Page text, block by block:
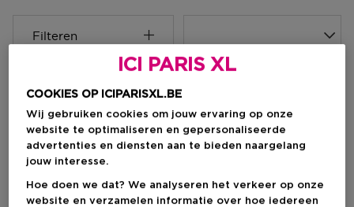
Filteren
ICI PARIS XL
COOKIES OP ICIPARISXL.BE
Wij gebruiken cookies om jouw ervaring op onze
website te optimaliseren en gepersonaliseerde
advertenties en diensten aan te bieden naargelang
jouw interesse.
Hoe doen we dat? We analyseren het verkeer op onze
website en verzamelen informatie over hoe iedereen